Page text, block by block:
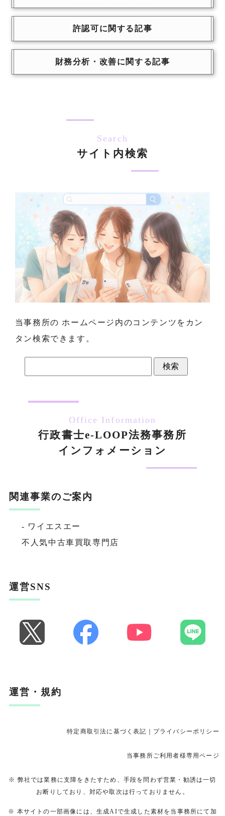
許認可に関する記事
財務分析・改善に関する記事
Search
サイト内検索
当事務所の ホームページ内のコンテンツをカン
タン検索できます。
索:
Office Information
行政書士e-LOOP法務事務所
インフォメーション
関連事業のご案内
- ワイエスエー
不人気中古車買取専門店
運営SNS
運営・規約
特定商取引法に基づく表記 プライバシーポリシー
当事務所ご利用者様専用ページ
※ 弊社では業務に支障をきたすため、手段を問わず営業・勧誘は一切
お断りしており、対応や取次は行っておりません。
※ 本サイトの一部画像には、生成AIで生成した素材を当事務所にて加